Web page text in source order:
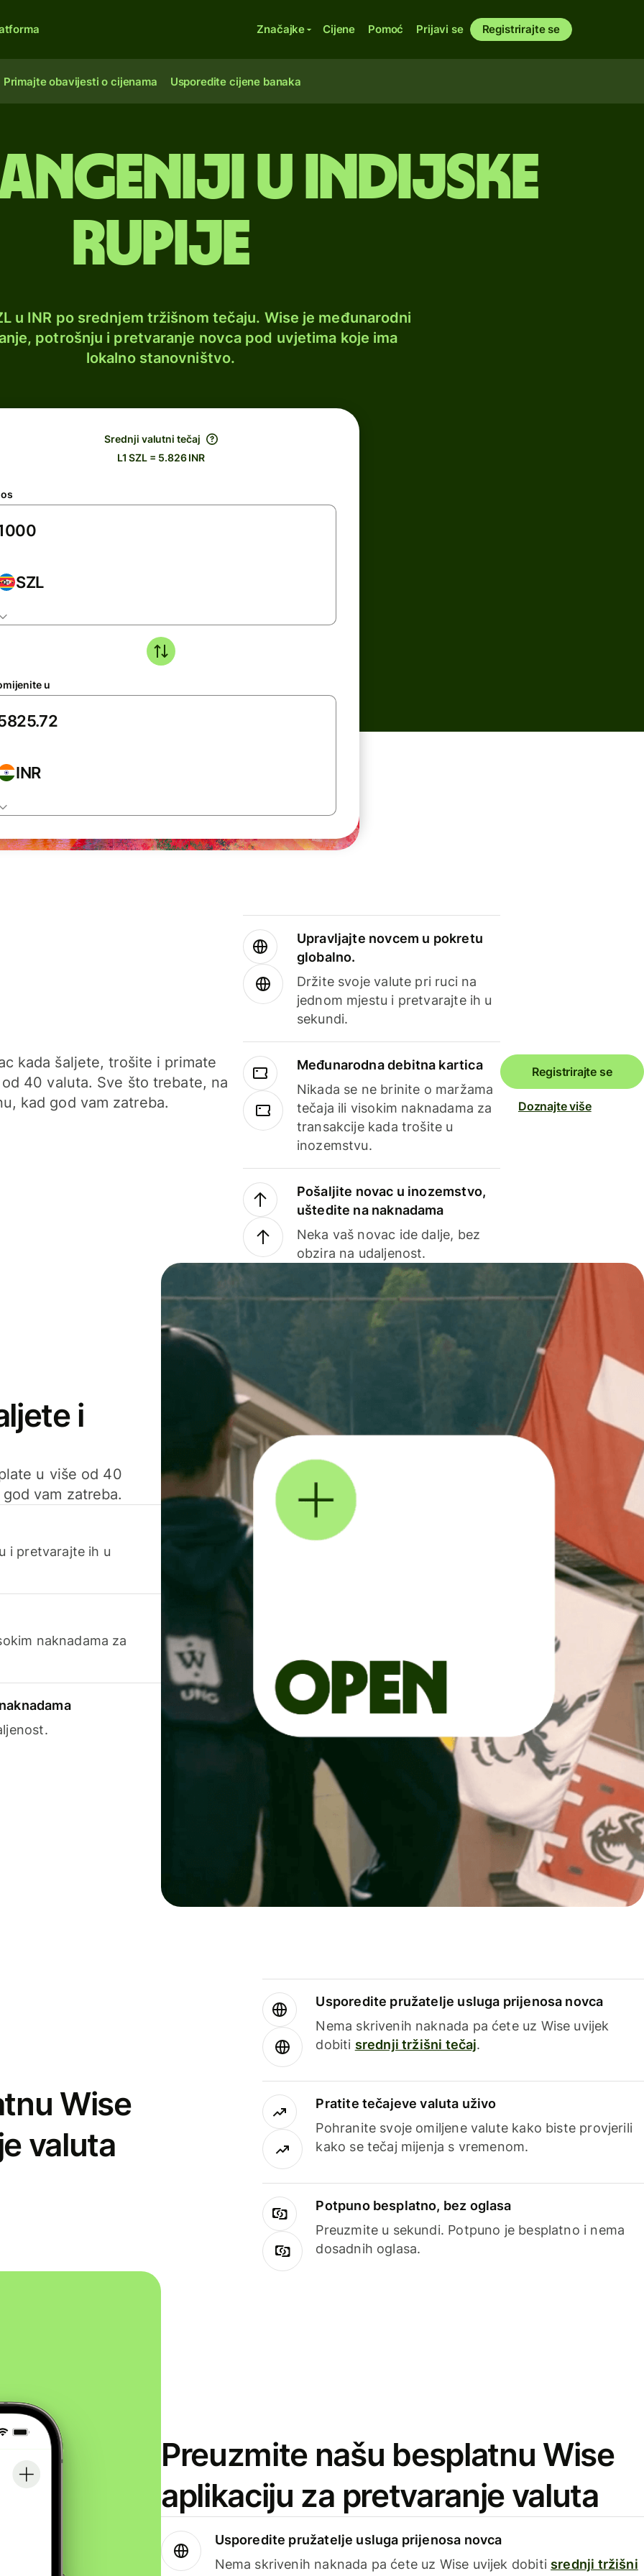
Značajke Cijene Pomoć Prijavi se Registrirajte se
Primajte obavijesti o cijenama Usporedite cijene banaka
u indijske
rupije
u INR po srednjem tržišnom tečaju. Wise je međunarodni
potrošnju i pretvaranje novca pod uvjetima koje ima
lokalno stanovništvo.
Srednji valutni tečaj
L1 SZL = 5.826 INR
SZL
u
INR
kada šaljete, trošite i primate
40 valuta. Sve što trebate, na
kad god vam zatreba.
Upravljajte novcem u pokretu
globalno.
Držite svoje valute pri ruci na
jednom mjestu i pretvarajte ih u
sekundi.
Međunarodna debitna kartica
Nikada se ne brinite o maržama
tečaja ili visokim naknadama za
transakcije kada trošite u
inozemstvu.
Pošaljite novac u inozemstvo,
uštedite na naknadama
Neka vaš novac ide dalje, bez
obzira na udaljenost.
Registrirajte se
Doznajte više
i
u više od 40
vam zatreba.
i pretvarajte ih u
naknadama za
Wise
valuta
Usporedite pružatelje usluga prijenosa novca
Nema skrivenih naknada pa ćete uz Wise uvijek
dobiti srednji tržišni tečaj.
Pratite tečajeve valuta uživo
Pohranite svoje omiljene valute kako biste provjerili
kako se tečaj mijenja s vremenom.
Potpuno besplatno, bez oglasa
Preuzmite u sekundi. Potpuno je besplatno i nema
dosadnih oglasa.
Preuzmite našu besplatnu Wise
aplikaciju za pretvaranje valuta
Usporedite pružatelje usluga prijenosa novca
Nema skrivenih naknada pa ćete uz Wise uvijek dobiti srednji tržišni